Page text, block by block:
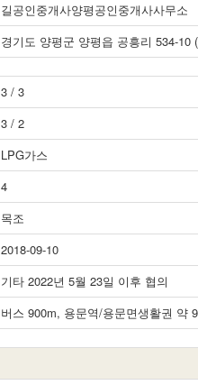
길공인중개사양평공인중개사사무소
경기도 양평군 양평읍 공흥리 534-10
3 / 3
3 / 2
LPG가스
4
목조
2018-09-10
기타 2022년 5월 23일 이후 협의
버스 900m, 용문역/용문면생활권 약